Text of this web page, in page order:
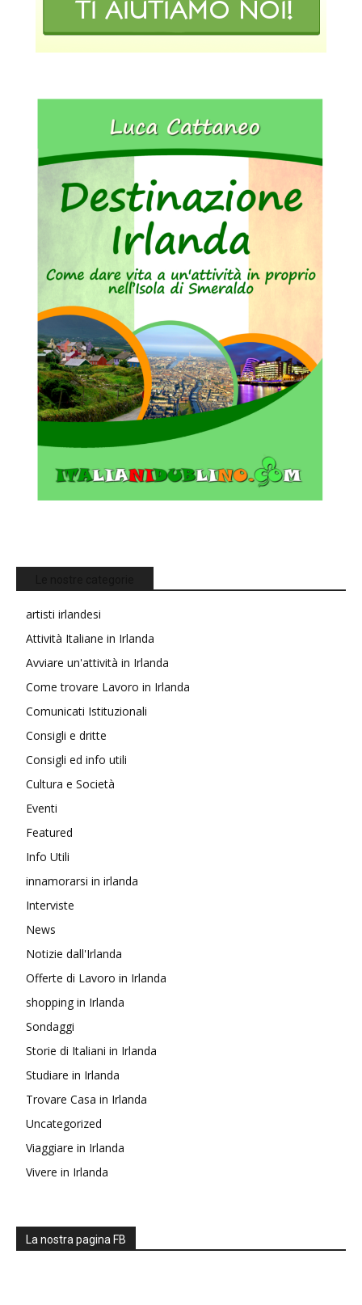
artisti irlandesi
Attività Italiane in Irlanda
Avviare un'attività in Irlanda
Come trovare Lavoro in Irlanda
Comunicati Istituzionali
Consigli e dritte
Consigli ed info utili
Cultura e Società
Eventi
Featured
Info Utili
innamorarsi in irlanda
Interviste
News
Notizie dall'Irlanda
Offerte di Lavoro in Irlanda
shopping in Irlanda
Sondaggi
Storie di Italiani in Irlanda
Studiare in Irlanda
Trovare Casa in Irlanda
Uncategorized
Viaggiare in Irlanda
Vivere in Irlanda
La nostra pagina FB